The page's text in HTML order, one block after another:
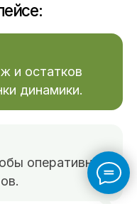
и остатков
динамики.
оперативно